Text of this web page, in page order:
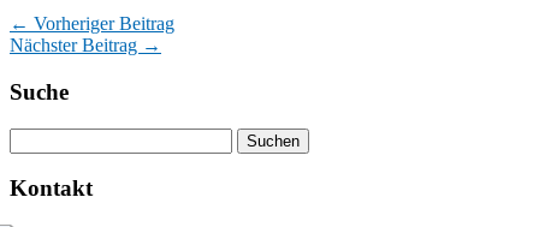
← Vorheriger Beitrag
Nächster Beitrag →
Suche
Kontakt